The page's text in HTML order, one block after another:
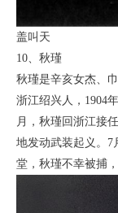
盖叫天
10、秋瑾
秋瑾是辛亥女杰、
浙江绍兴人，1904
月，秋瑾回浙江接
地发动武装起义。7
堂，秋瑾不幸被捕